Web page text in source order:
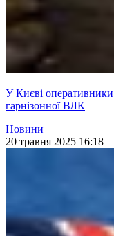
У Києві
гарнізонної ВЛК
Новини
20 травня 2025 16:18